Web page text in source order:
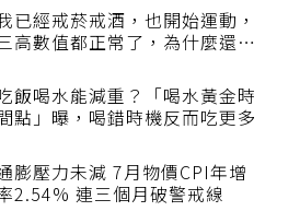
我已經戒菸戒酒，也開始運動，
三高數值都正常了，為什麼還不
吃飯喝水能減重？「喝水黃金時
間點」曝，喝錯時機反而吃更多
通膨壓力未減 7月物價CPI年增
率2.54% 連三個月破警戒線